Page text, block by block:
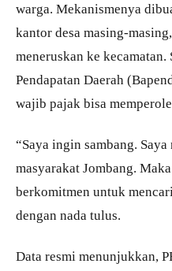
warga. Mekanismenya
kantor desa masing-
meneruskan ke kecamatan.
Pendapatan Daerah
wajib pajak bisa
“Saya ingin sambang. Saya
masyarakat Jombang.
berkomitmen untuk
dengan nada tulus.
Data resmi menunjukkan,